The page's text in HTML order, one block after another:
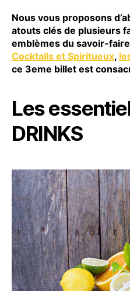
Nous vous proposons
atouts clés de plusieurs
emblèmes du savoir-faire
Cocktails et Spiritueux,
ce 3eme billet est
Les
DRINKS